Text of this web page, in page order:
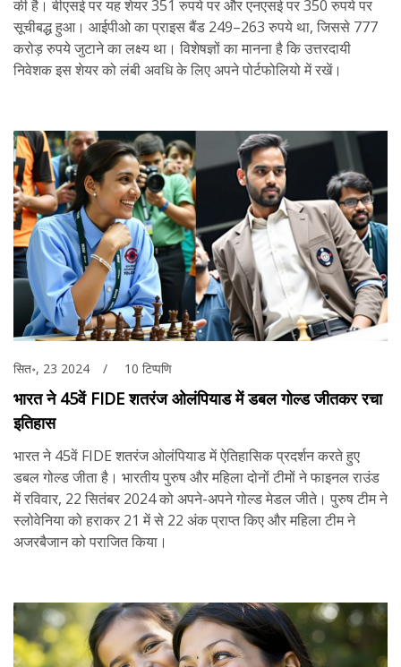
की है। बीएसई पर यह शेयर 351 रुपये पर और एनएसई पर 350 रुपये पर
सूचीबद्ध हुआ। आईपीओ का प्राइस बैंड 249–263 रुपये था, जिससे 777
करोड़ रुपये जुटाने का लक्ष्य था। विशेषज्ञों का मानना है कि उत्तरदायी
निवेशक इस शेयर को लंबी अवधि के लिए अपने पोर्टफोलियो में रखें।
सित॰, 23 2024 10 टिप्पणि
भारत ने 45वें FIDE शतरंज ओलंपियाड में डबल गोल्ड जीतकर रचा
इतिहास
भारत ने 45वें FIDE शतरंज ओलंपियाड में ऐतिहासिक प्रदर्शन करते हुए
डबल गोल्ड जीता है। भारतीय पुरुष और महिला दोनों टीमों ने फाइनल राउंड
में रविवार, 22 सितंबर 2024 को अपने-अपने गोल्ड मेडल जीते। पुरुष टीम ने
स्लोवेनिया को हराकर 21 में से 22 अंक प्राप्त किए और महिला टीम ने
अजरबैजान को पराजित किया।